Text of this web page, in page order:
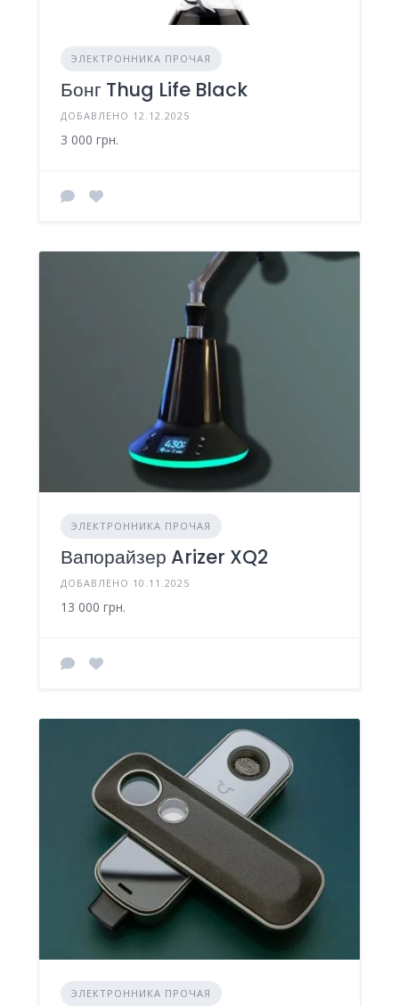
ЭЛЕКТРОННИКА ПРОЧАЯ
Бонг Thug Life Black
ДОБАВЛЕНО 12.12.2025
3 000 грн.
ЭЛЕКТРОННИКА ПРОЧАЯ
Вапорайзер Arizer XQ2
ДОБАВЛЕНО 10.11.2025
13 000 грн.
ЭЛЕКТРОННИКА ПРОЧАЯ